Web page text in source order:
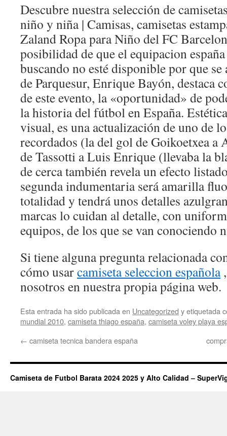
Descubre nuestra selección de
niño y niña | Camisas, camisetas
Zaland Ropa para Niño del FC
posibilidad de que el equipacion
buscando no esté disponible por que
de Parquesur, Enrique Bayón, destaca
de este evento, la «oportunidad» de
la historia del fútbol en España.
visual, es una actualización de uno de
recordados (la del gol de Goikoetxea a
de Tassotti a Luis Enrique (llevaba la
de cerca también revela un efecto
segunda indumentaria será amarilla
totalidad y tendrá unos detalles
marcas lo cuidan al detalle, con
equipos, de los que se van conociendo
Si tiene alguna pregunta relacionada
cómo usarcamiseta seleccion española,
nosotros en nuestra propia página web.
Esta entrada ha sido publicada en Uncategorized y etiquetada
mundial 2010, camiseta thiago españa, camiseta voley playa
← camiseta tecnica bandera españa
Camiseta de Futbol Barata 2024 2025 y Alto Calidad –